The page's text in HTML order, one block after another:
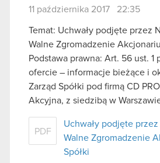
11 października 2017 22:35
Temat: Uchwały podjęte przez
Walne Zgromadzenie
Podstawa prawna: Art. 56 ust. 1
ofercie – informacje bieżące i
Zarząd Spółki pod firmą CD
Akcyjna, z siedzibą w
PDF
Uchwały podjęte
Walne Zgromadzenie
Spółki